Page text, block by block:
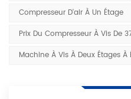
Compresseur D'air À Un Étage
Prix ​​​​du Compresseur À Vis De
Machine À Vis À Deux Étages